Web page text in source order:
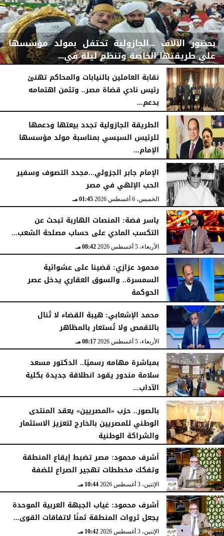
بحضور الآلاف ...الجازولية تحتفل بمولد مؤسسها
علي طريقتها الخاصة وتنظم ليلة في...
اليومالجمعة، 7 أغسطس 2026 11:31 صـ
نقابة العاملين بالنيابات والمحاكم تهنئ
رئيس نادي قضاة مصر.. وتثمن اهتمامه
بدعم...
الخميس، 6 أغسطس 2026
الطريقة الجازولية تجدد بيعتها ودعمها
للرئيس السيسي بمناسبة مولد مؤسسها
الإمام...
الخميس، 6 أغسطس 2026
الإمام جابر الجزولي...مجدد التصوف وسفير
الحب الإلهي في مصر
الخميس، 6 أغسطس 2026 01:45 مـ
ياسر فضة: المنصات الهاربة تبحث عن
التكسب المادي على حساب مصلحة الشعب...
الأربعاء، 5 أغسطس 2026 08:42 مـ
محمود عزازي: قضينا على عشوائية
السمسرة.. والسوق العقاري يدخل عصر
الحوكمة
الأربعاء، 5 أغسطس 2026
محمد الإشعابي: هيبة القضاء لا تُنال
بالتقمص ولا تُستعار بالمظاهر
الأربعاء، 5 أغسطس 2026 08:17 مـ
بمباشرة مهامه رسميًا.. الدكتور مسعد
سلامة مندور يقود انطلاقة جديدة بكلية
الآداب...
الأربعاء، 5 أغسطس 2026
بالصور.. حزب «المصريين» يعقد المنتدى
الوطني للمصريين بالخارج لتعزيز الاستثمار
والشراكة الوطنية
الثلاثاء، 4 أغسطس 2026
أشرف محمود: مصر تضبط إيقاع المنطقة
وتفكك مخططات تهجير الصراع للضفة
الإثنين، 3 أغسطس 2026 10:44 مـ
أشرف محمود: غياب الجبهة العربية الموحدة
يجعل ثروات المنطقة ثمنًا لاتفاقات القوى...
الإثنين، 3 أغسطس 2026 10:42 مـ